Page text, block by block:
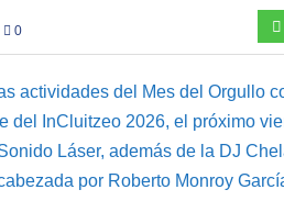
0
actividades del Mes del Orgullo
del InCluitzeo 2026, el próximo
Láser, además de la DJ
por Roberto Monroy